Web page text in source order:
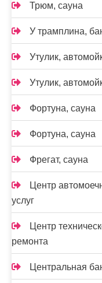
Трюм, сауна
У трамплина,
Утулик,
Утулик,
Фортуна, сауна
Фортуна, сауна
Фрегат, сауна
Центр
услуг
Центр
ремонта
Центральная